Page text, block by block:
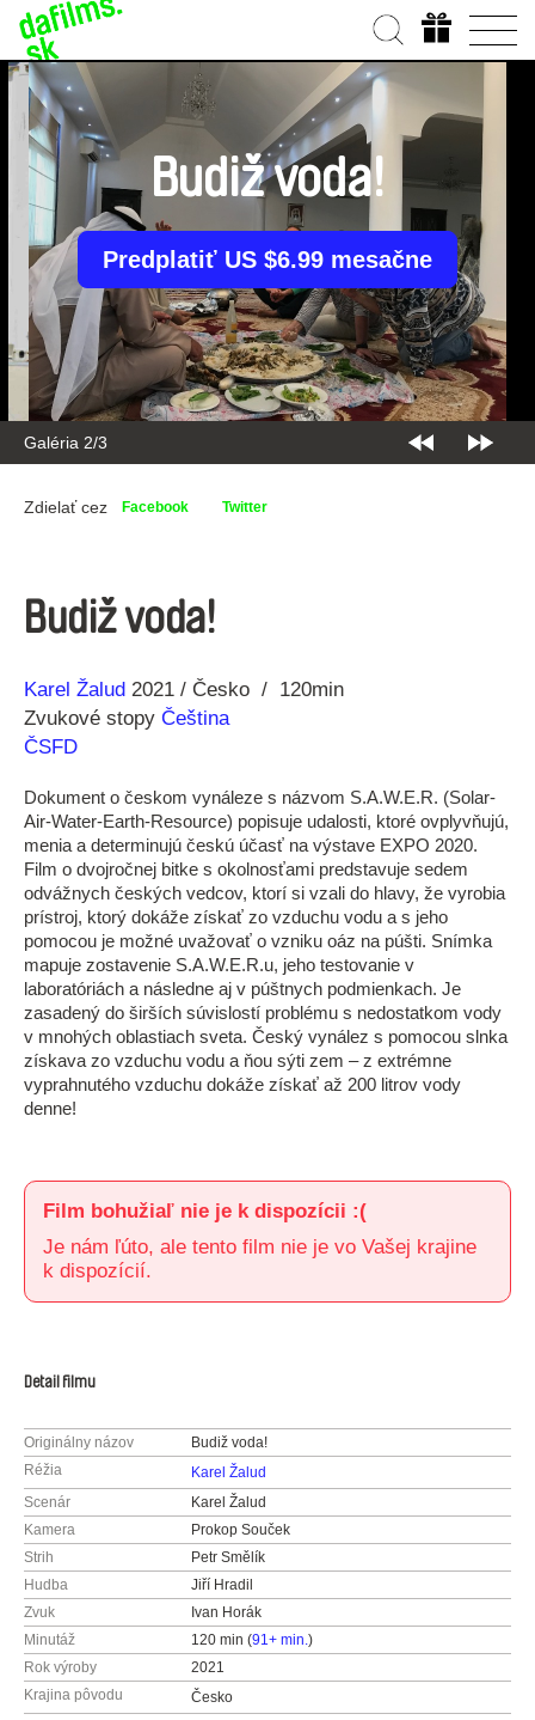
Galéria 2/3
Budiž voda!
Predplatiť US $6.99 mesačne
Zdielať cez Facebook Twitter
Budiž voda!
Réžia
Karel Žalud
Rok
výroby
2021 Česko
120min
Zvukové stopy Čeština
ČSFD
Dokument o českom vynáleze s názvom S.A.W.E.R. (Solar-
Air-Water-Earth-Resource) popisuje udalosti, ktoré ovplyvňujú,
menia a determinujú českú účasť na výstave EXPO 2020.
Film o dvojročnej bitke s okolnosťami predstavuje sedem
odvážnych českých vedcov, ktorí si vzali do hlavy, že vyrobia
prístroj, ktorý dokáže získať zo vzduchu vodu a s jeho
pomocou je možné uvažovať o vzniku oáz na púšti. Snímka
mapuje zostavenie S.A.W.E.R.u, jeho testovanie v
laboratóriách a následne aj v púštnych podmienkach. Je
zasadený do širších súvislostí problému s nedostatkom vody
v mnohých oblastiach sveta. Český vynález s pomocou slnka
získava zo vzduchu vodu a ňou sýti zem – z extrémne
vyprahnutého vzduchu dokáže získať až 200 litrov vody
denne!
Film bohužiaľ nie je k dispozícii :(
Je nám ľúto, ale tento film nie je vo Vašej krajine
k dispozícií.
Detail filmu
Originálny názov
Budiž voda!
Réžia
Karel Žalud
Scenár
Karel Žalud
Kamera
Prokop Souček
Strih
Petr Smělík
Hudba
Jiří Hradil
Zvuk
Ivan Horák
Minutáž
120 min (91+ min.)
Rok výroby
2021
Krajina pôvodu
Česko